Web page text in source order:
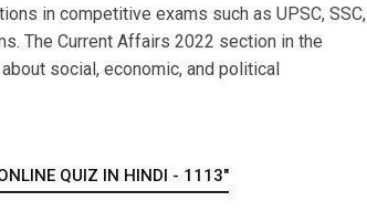
in competitive exams such as UPSC, SSC,
The Current Affairs 2022 section in the
social, economic, and political
QUIZ IN HINDI - 1113"